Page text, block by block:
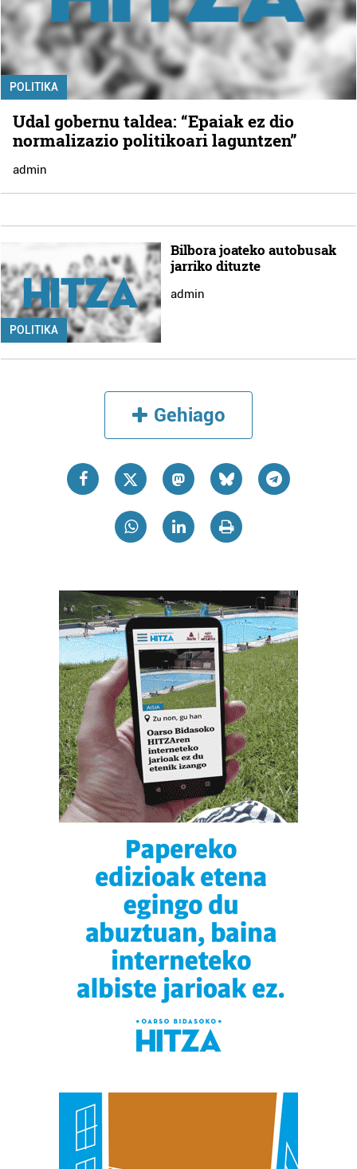
POLITIKA
Udal gobernu taldea: “Epaiak ez dio
normalizazio politikoari laguntzen”
admin
POLITIKA
Bilbora joateko autobusak
jarriko dituzte
admin
Gehiago